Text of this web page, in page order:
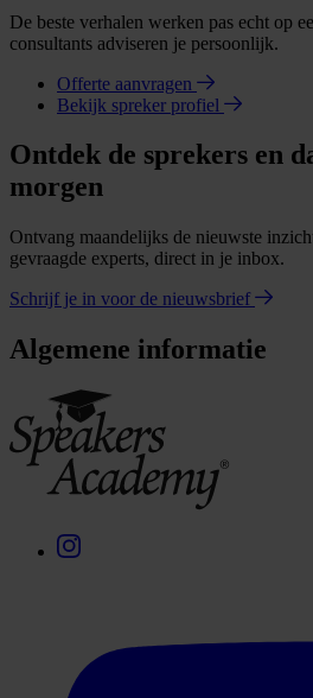
De beste verhalen werken pas echt op
consultants adviseren je persoonlijk.
Offerte aanvragen
Bekijk spreker profiel
Ontdek de sprekers en
morgen
Ontvang maandelijks de nieuwste
gevraagde experts, direct in je inbox.
Schrijf je in voor de nieuwsbrief
Algemene informatie